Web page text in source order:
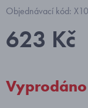
Objednávací kód:
623 Kč
Vyprodáno